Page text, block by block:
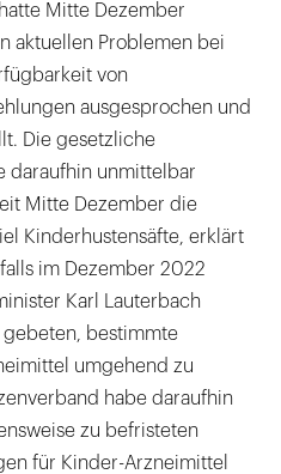
Mitte Dezember
aktuellen Problemen bei
von
ausgesprochen und
Die gesetzliche
daraufhin unmittelbar
Mitte Dezember die
Kinderhustensäfte, erklärt
im Dezember 2022
Karl Lauterbach
gebeten, bestimmte
umgehend zu
habe daraufhin
zu befristeten
für Kinder-Arzneimittel